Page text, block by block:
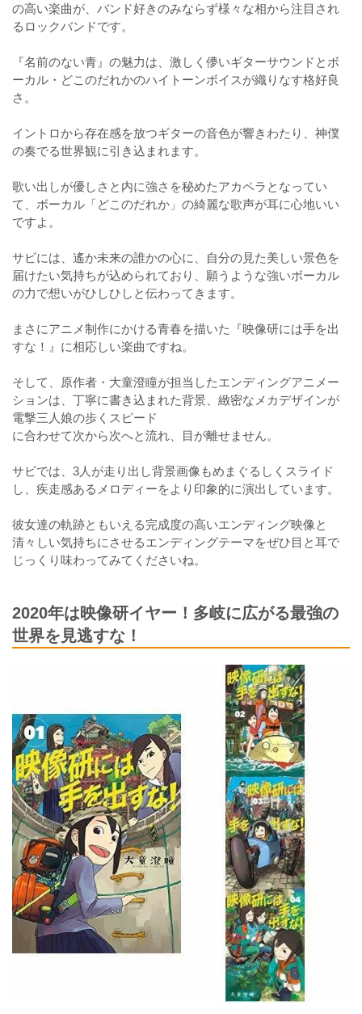
の高い楽曲が、バンド好きのみならず様々な相から注目され
るロックバンドです。
『名前のない青』の魅力は、激しく儚いギターサウンドとボ
ーカル・どこのだれかのハイトーンボイスが織りなす格好良
さ。
イントロから存在感を放つギターの音色が響きわたり、神僕
の奏でる世界観に引き込まれます。
歌い出しが優しさと内に強さを秘めたアカペラとなってい
て、ボーカル「どこのだれか」の綺麗な歌声が耳に心地いい
ですよ。
サビには、遙か未来の誰かの心に、自分の見た美しい景色を
届けたい気持ちが込められており、願うような強いボーカル
の力で想いがひしひしと伝わってきます。
まさにアニメ制作にかける青春を描いた『映像研には手を出
すな！』に相応しい楽曲ですね。
そして、原作者・大童澄瞳が担当したエンディングアニメー
ションは、丁寧に書き込まれた背景、緻密なメカデザインが
電撃三人娘の歩くスピード
に合わせて次から次へと流れ、目が離せません。
サビでは、3人が走り出し背景画像もめまぐるしくスライド
し、疾走感あるメロディーをより印象的に演出しています。
彼女達の軌跡ともいえる完成度の高いエンディング映像と
清々しい気持ちにさせるエンディングテーマをぜひ目と耳で
じっくり味わってみてくださいね。
2020年は映像研イヤー！多岐に広がる最強の
世界を見逃すな！